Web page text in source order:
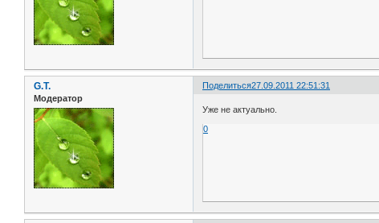
Поделиться27.09.2011 22:51:31
G.T.
Модератор
Уже не актуально.
0